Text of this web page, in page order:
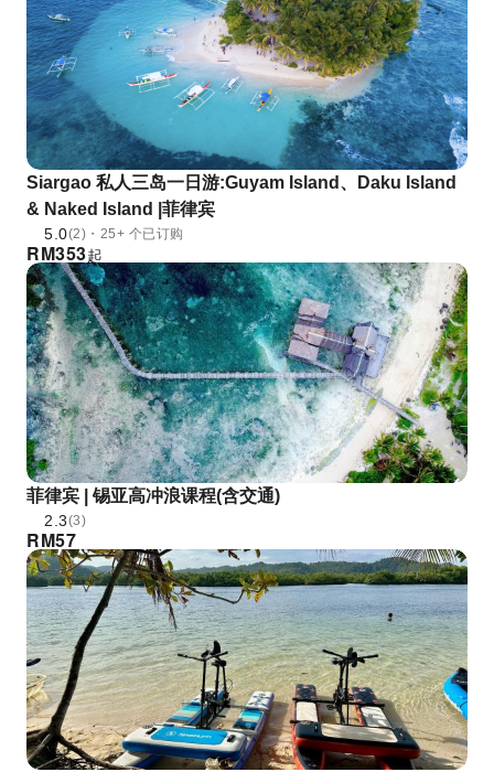
Siargao 私人三岛一日游:Guyam Island、Daku Island
& Naked Island |菲律宾
5.0(2)・25+ 个已订购
RM353起
菲律宾 | 锡亚高冲浪课程(含交通)
2.3(3)
RM57